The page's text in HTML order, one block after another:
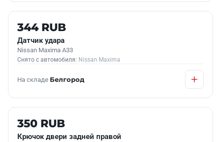
Б/У В НАЛИЧИИ
344 RUB
Датчик удара
Nissan Maxima A33
Снято с автомобиля: Nissan Maxima
На складе Белгород
Б/У В НАЛИЧИИ
350 RUB
Крючок двери задней правой